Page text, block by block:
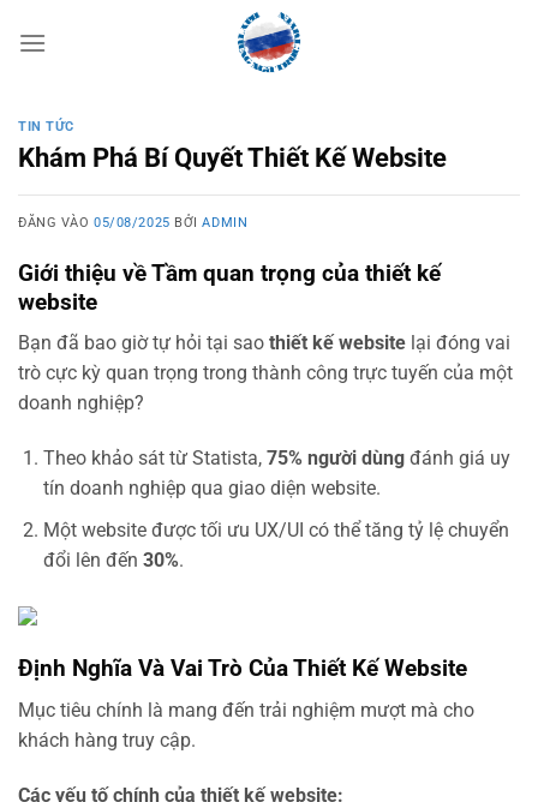
qua
TIN TỨC
Khám Phá Bí Quyết Thiết Kế Website
ĐĂNG VÀO05/08/2025 BỞIADMIN
Giới thiệu về Tầm quan trọng của thiết kế
website
Bạn đã bao giờ tự hỏi tại sao thiết kế website lại đóng vai
trò cực kỳ quan trọng trong thành công trực tuyến của một
doanh nghiệp?
Theo khảo sát từ Statista, 75% người dùngđánh giá uy
tín doanh nghiệp qua giao diện website.
Một website được tối ưu UX/UI có thể tăng tỷ lệ chuyển
đổi lên đến 30%.
Định Nghĩa Và Vai Trò Của Thiết Kế Website
Mục tiêu chính là mang đến trải nghiệm mượt mà cho
khách hàng truy cập.
Các yếu tố chính của thiết kế website: